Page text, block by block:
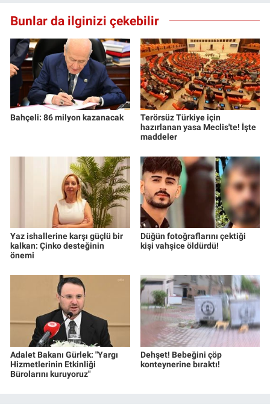
Bunlar da ilginizi çekebilir
Bahçeli: 86 milyon kazanacak
Terörsüz Türkiye için
hazırlanan yasa Meclis'te! İşte
maddeler
Yaz ishallerine karşı güçlü bir
kalkan: Çinko desteğinin
önemi
Düğün fotoğraflarını çektiği
kişi vahşice öldürdü!
Adalet Bakanı Gürlek: "Yargı
Hizmetlerinin Etkinliği
Bürolarını kuruyoruz"
Dehşet! Bebeğini çöp
konteynerine bıraktı!